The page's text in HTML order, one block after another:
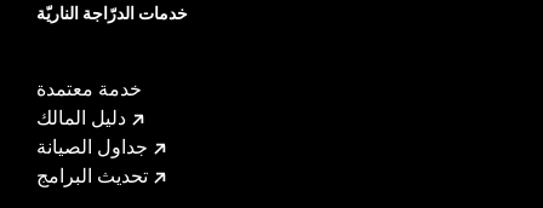
خدمات الدرّاجة الناريّة
خدمة معتمدة
دليل المالك
جداول الصيانة
تحديث البرامج